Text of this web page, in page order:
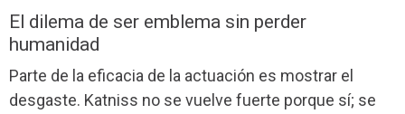
El dilema de ser emblema sin perder
humanidad
Parte de la eficacia de la actuación es mostrar el
desgaste. Katniss no se vuelve fuerte porque sí; se